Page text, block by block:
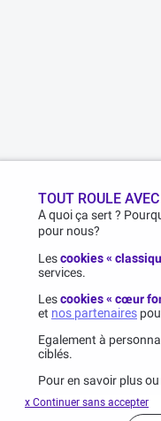
TOUT ROULE
A quoi ça sert ?
pour nous?
Lescookies «
services.
Lescookies « cœur
et nos partenaires
Egalement à
ciblés.
Pour en savoir plus
x Continuer sans accepter